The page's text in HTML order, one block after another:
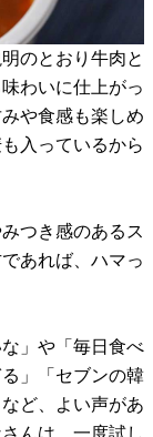
のとおり牛肉と
わいに仕上がっ
や食感も楽しめ
入っているから
つき感のあるス
あれば、ハマっ
」や「毎日食べ
」「セブンの韓
ど、よい声があ
んは、一度試し